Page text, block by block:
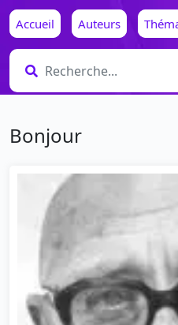
Accueil Auteurs
Bonjour